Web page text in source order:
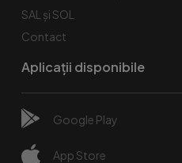
SAL și SOL
Contact
Aplicații disponibile
Google Play
App Store